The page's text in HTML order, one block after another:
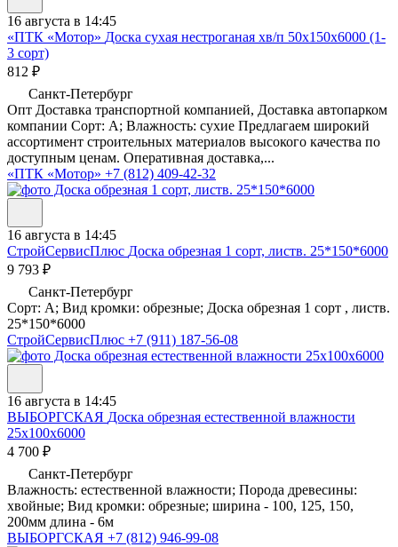
16 августа в 14:45
«ПТК «Мотор» Доска сухая нестроганая хв/п 50х150х6000 (1-
3 сорт)
812 ₽
Санкт-Петербург
Опт Доставка транспортной компанией, Доставка автопарком
компании Сорт: A; Влажность: сухие Предлагаем широкий
ассортимент строительных материалов высокого качества по
доступным ценам. Оперативная доставка,...
«ПТК «Мотор» +7 (812) 409-42-32
16 августа в 14:45
СтройСервисПлюс Доска обрезная 1 сорт, листв. 25*150*6000
9 793 ₽
Санкт-Петербург
Сорт: A; Вид кромки: обрезные; Доска обрезная 1 сорт , листв.
25*150*6000
СтройСервисПлюс +7 (911) 187-56-08
16 августа в 14:45
ВЫБОРГСКАЯ Доска обрезная естественной влажности
25х100х6000
4 700 ₽
Санкт-Петербург
Влажность: естественной влажности; Порода древесины:
хвойные; Вид кромки: обрезные; ширина - 100, 125, 150,
200мм длина - 6м
ВЫБОРГСКАЯ +7 (812) 946-99-08